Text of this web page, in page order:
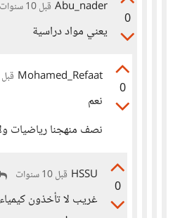
0
Abu_nader قبل 10 سنوات
يعني مواد دراسية
0
Mohamed_Refaat قبل 10 سنوات
نعم
نصف منهجنا رياضيات
0
HSSU قبل 10 سنوات
غريب لا تأخذون